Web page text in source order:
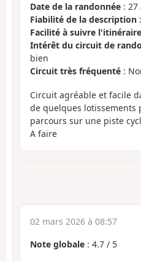
Date de la randonnée : 27
Fiabilité de la description
Facilité à suivre l'itinéraire
Intérêt du circuit de
bien
Circuit très fréquenté :
Circuit agréable et facile
de quelques lotissements
parcours sur une piste
A faire
02 mars 2026 à 08:57
Note globale : 4.7 / 5